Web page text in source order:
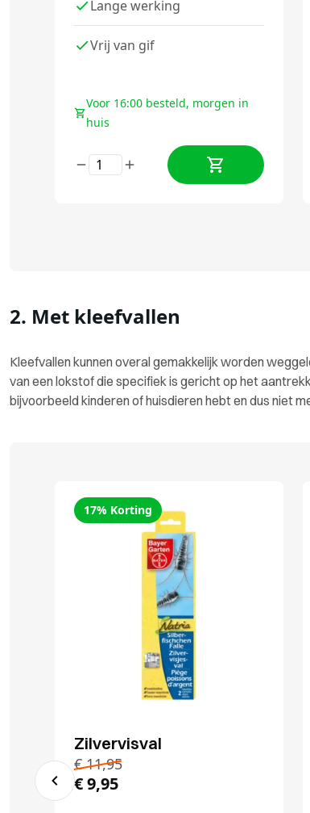
Lange werking
Vrij van gif
Voor 16:00 besteld, morgen in
huis
2. Met kleefvallen
Kleefvallen kunnen overal gemakkelijk worden
van een lokstof die specifiek is gericht op het
bijvoorbeeld kinderen of huisdieren hebt en dus niet
17% Korting
Zilvervisval
€11,95
€9,95